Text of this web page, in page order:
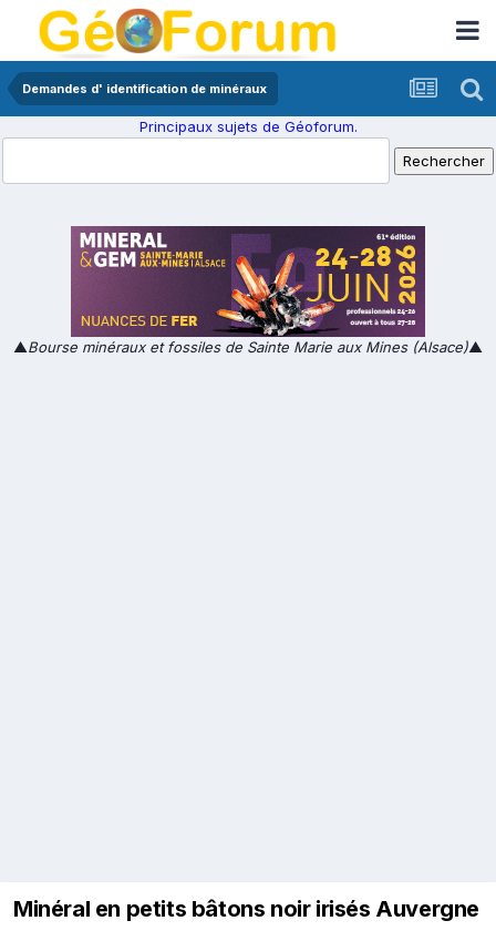
Demandes d' identification de minéraux
Principaux sujets de Géoforum.
▲Bourse minéraux et fossiles de Sainte Marie aux Mines (Alsace)▲
Minéral en petits bâtons noir irisés Auvergne